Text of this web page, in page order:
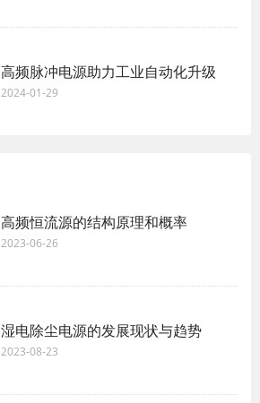
高频脉冲电源助力工业自动化升级
2024-01-29
高频恒流源的结构原理和概率
2023-06-26
湿电除尘电源的发展现状与趋势
2023-08-23